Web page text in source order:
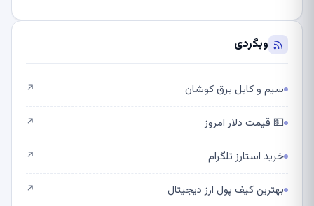
وبگردی
سیم و کابل برق کوشان ↗
💵 قیمت دلار امروز ↗
خرید استارز تلگرام ↗
بهترین کیف پول ارز دیجیتال ↗